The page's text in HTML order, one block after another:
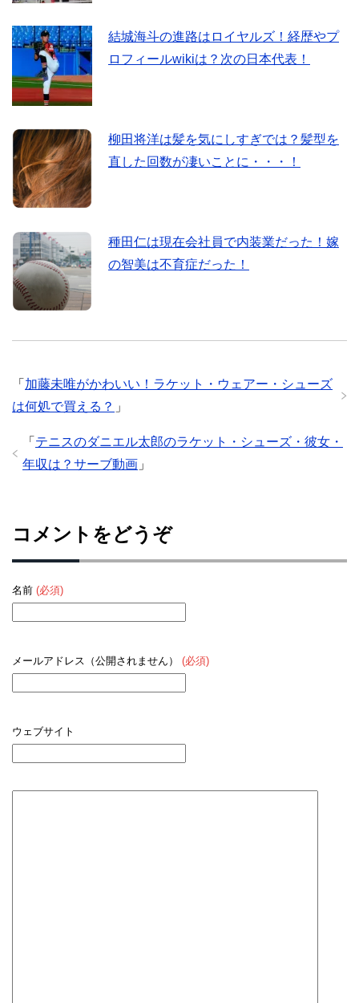
結城海斗の進路はロイヤルズ！経歴やプ
ロフィールwikiは？次の日本代表！
柳田将洋は髪を気にしすぎでは？髪型を
直した回数が凄いことに・・・！
種田仁は現在会社員で内装業だった！嫁
の智美は不育症だった！
「 加藤未唯がかわいい！ラケット・ウェアー・シューズ
は何処で買える？ 」
「 テニスのダニエル太郎のラケット・シューズ・彼女・
年収は？サーブ動画 」
コメントをどうぞ
名前 (必須)
メールアドレス（公開されません） (必須)
ウェブサイト